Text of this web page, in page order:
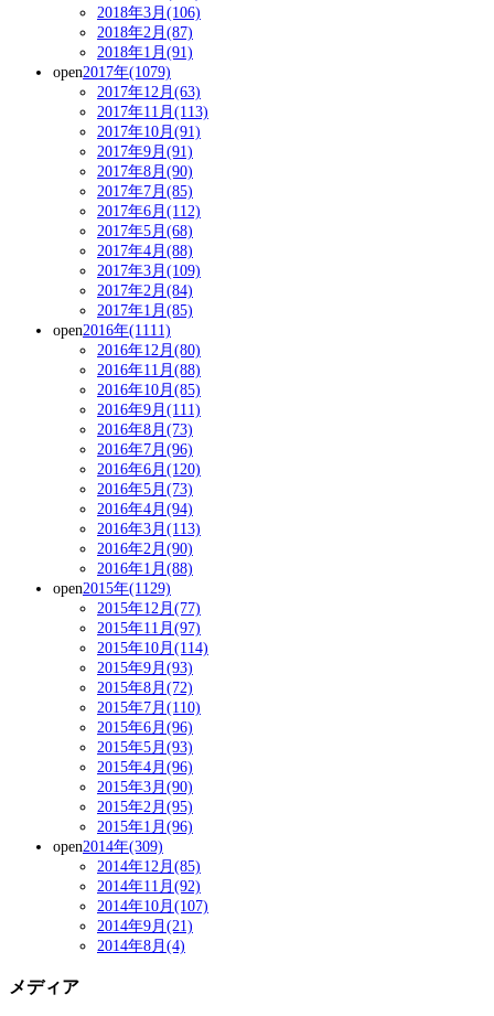
2018年3月(106)
2018年2月(87)
2018年1月(91)
open2017年(1079)
2017年12月(63)
2017年11月(113)
2017年10月(91)
2017年9月(91)
2017年8月(90)
2017年7月(85)
2017年6月(112)
2017年5月(68)
2017年4月(88)
2017年3月(109)
2017年2月(84)
2017年1月(85)
open2016年(1111)
2016年12月(80)
2016年11月(88)
2016年10月(85)
2016年9月(111)
2016年8月(73)
2016年7月(96)
2016年6月(120)
2016年5月(73)
2016年4月(94)
2016年3月(113)
2016年2月(90)
2016年1月(88)
open2015年(1129)
2015年12月(77)
2015年11月(97)
2015年10月(114)
2015年9月(93)
2015年8月(72)
2015年7月(110)
2015年6月(96)
2015年5月(93)
2015年4月(96)
2015年3月(90)
2015年2月(95)
2015年1月(96)
open2014年(309)
2014年12月(85)
2014年11月(92)
2014年10月(107)
2014年9月(21)
2014年8月(4)
メディア